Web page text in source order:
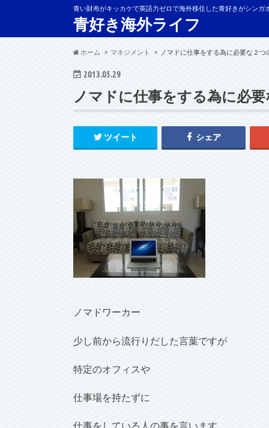
青い財布がキッカケで英語力ゼロで海外移住した青好きがシンガ
青好き海外ライフ
ホーム マネジメント ノマドに仕事をする為に必要な２つ
2013.05.29
ノマドに仕事をする為に必
ツイート シェア
ノマドワーカー
少し前から流行りだした言葉ですが
特定のオフィスや
仕事場を持たずに
仕事をしている人の事を言います。